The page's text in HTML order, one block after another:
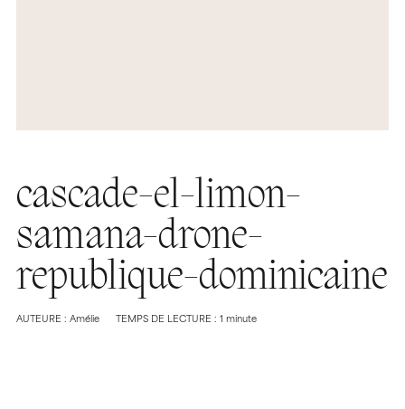
cascade-el-limon-
samana-drone-
republique-dominicaine
AUTEURE : Amélie TEMPS DE LECTURE : 1 minute